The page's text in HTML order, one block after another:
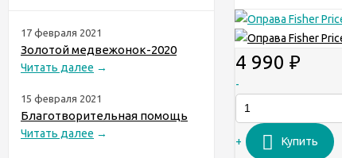
17 февраля 2021
Золотой медвежонок-2020
Читать далее →
15 февраля 2021
Благотворительная помощь
Читать далее →
4 990 ₽
-
+ Купить